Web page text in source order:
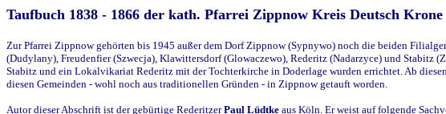
Taufbuch 1838 - 1866 der kath. Pfarrei Zippnow Kreis Deutsch Krone
Zur Pfarrei Zippnow gehörten bis 1945 außer dem Dorf Zippnow (Sypnywo) noch die beiden
(Dudylany), Freudenfier (Szwecja), Klawittersdorf (Glowaczewo), Rederitz (Nadarzyce) und
Stabitz und ein Lokalvikariat Rederitz mit der Tochterkirche in Doderlage wurden errichtet. Ab
diesen Gemeinden - wohl noch aus traditionellen Gründen - in Zippnow getauft worden.
Autor dieser Abschrift ist der gebürtige RederitzerPaul Lüdtke aus Köln. Er weist auf folgende